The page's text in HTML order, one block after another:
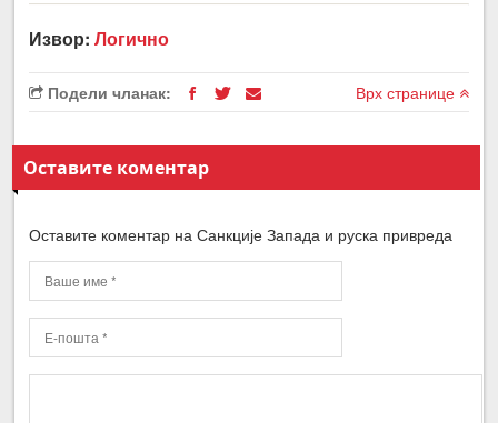
Извор:Логично
Подели чланак: Врх странице
Оставите коментар
Оставите коментар на Санкције Запада и руска привреда